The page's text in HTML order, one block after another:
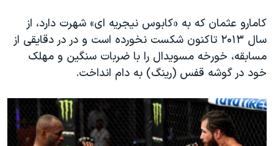
صفحه‌های ویژه
سفر پرزیدنت ترامپ به چین
کامارو عثمان که به «کابوس نیجریه ای» شهرت دارد، از
سال ۲۰۱۳ تاکنون شکست نخورده است و در در دقایقی از
مسابقه، خورخه مسویدال را با ضربات سنگین و مهلک
خود در گوشه قفس (رینگ) به دام انداخت.